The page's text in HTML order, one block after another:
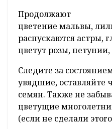
Продолжают
цветение мальвы,
распускаются астры,
цветут розы,
Следите за
увядшие, оставляйте
семян. Также не
цветущие
(если не сделали